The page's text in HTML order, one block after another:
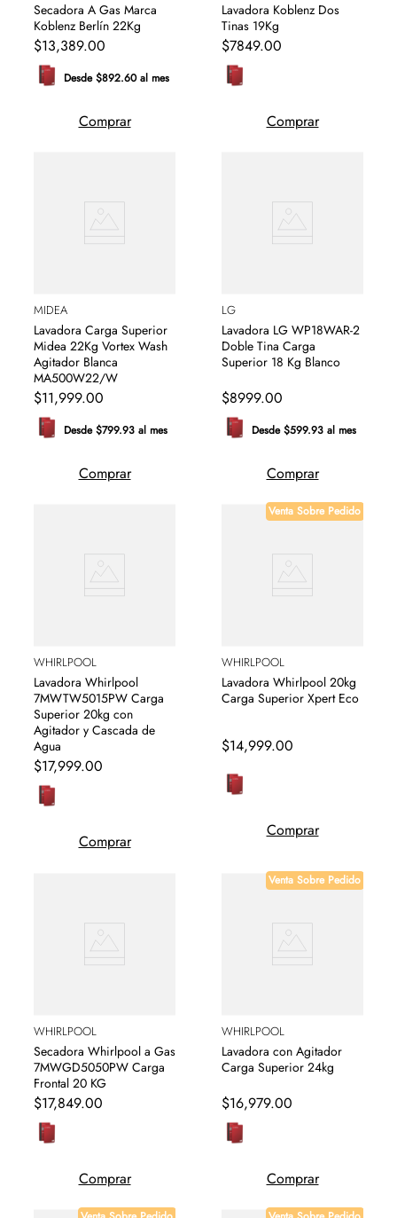
Secadora A Gas Marca
Koblenz Berlín 22Kg
$13,389.00
Desde $892.60 al mes
Comprar
Lavadora Koblenz Dos
Tinas 19Kg
$7849.00
Comprar
MIDEA
Lavadora Carga Superior
Midea 22Kg Vortex Wash
Agitador Blanca
MA500W22/W
$11,999.00
Desde $799.93 al mes
Comprar
LG
Lavadora LG WP18WAR-2
Doble Tina Carga
Superior 18 Kg Blanco
$8999.00
Desde $599.93 al mes
Comprar
WHIRLPOOL
Lavadora Whirlpool
7MWTW5015PW Carga
Superior 20kg con
Agitador y Cascada de
Agua
$17,999.00
Comprar
Venta Sobre Pedido
WHIRLPOOL
Lavadora Whirlpool 20kg
Carga Superior Xpert Eco
$14,999.00
Comprar
WHIRLPOOL
Secadora Whirlpool a Gas
7MWGD5050PW Carga
Frontal 20 KG
$17,849.00
Comprar
Venta Sobre Pedido
WHIRLPOOL
Lavadora con Agitador
Carga Superior 24kg
$16,979.00
Comprar